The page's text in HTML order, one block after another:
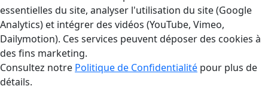
essentielles du site, analyser l'utilisation du site (Google
Analytics) et intégrer des vidéos (YouTube, Vimeo,
Dailymotion). Ces services peuvent déposer des cookies à
des fins marketing.
Consultez notre Politique de Confidentialité pour plus de
détails.